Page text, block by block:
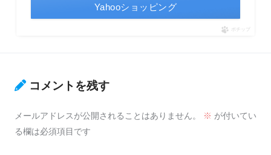
Yahooショッピング
ポチップ
コメントを残す
メールアドレスが公開されることはありません。 ※ が付いてい
る欄は必須項目です